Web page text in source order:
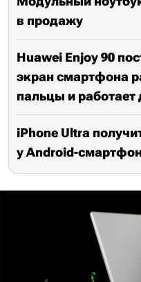
в продажу
Huawei Enjoy 90
экран смартфона
пальцы и работает
iPhone Ultra
у Android-